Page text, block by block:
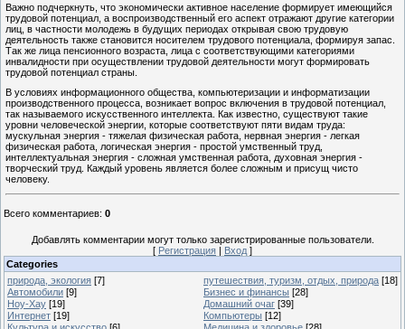
Важно подчеркнуть, что экономически активное население формирует имеющийся
трудовой потенциал, а воспроизводственный его аспект отражают другие категории
лиц, в частности молодежь в будущих периодах открывая свою трудовую
деятельность также становится носителем трудового потенциала, формируя запас.
Так же лица пенсионного возраста, лица с соответствующими категориями
инвалидности при осуществлении трудовой деятельности могут формировать
трудовой потенциал страны.
В условиях информационного общества, компьютеризации и информатизации
производственного процесса, возникает вопрос включения в трудовой потенциал,
так называемого искусственного интеллекта. Как известно, существуют такие
уровни человеческой энергии, которые соответствуют пяти видам труда:
мускульная энергия - тяжелая физическая работа, нервная энергия - легкая
физическая работа, логическая энергия - простой умственный труд,
интеллектуальная энергия - сложная умственная работа, духовная энергия -
творческий труд. Каждый уровень является более сложным и присущ чисто
человеку.
Всего комментариев: 0
Добавлять комментарии могут только зарегистрированные пользователи.
[ Регистрация | Вход ]
Categories
природа, экология [7] путешествия, туризм, отдых, природа [18]
Автомобили [9] Бизнес и финансы [28]
Ноу-Хау [19] Домашний очаг [39]
Интернет [19] Компьютеры [12]